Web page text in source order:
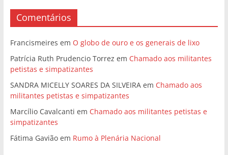
Comentários
Francismeires em O globo de ouro e os generais de lixo
Patrícia Ruth Prudencio Torrez em Chamado aos militantes
petistas e simpatizantes
SANDRA MICELLY SOARES DA SILVEIRAem Chamado aos
militantes petistas e simpatizantes
Marcílio Cavalcanti em Chamado aos militantes petistas e
simpatizantes
Fátima Gaviãoem Rumo à Plenária Nacional